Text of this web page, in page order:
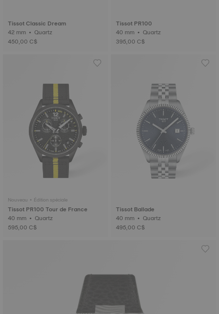
Tissot Classic Dream
42 mm • Quartz
450,00 C$
Tissot PR100
40 mm • Quartz
395,00 C$
Nouveau • Édition spéciale
Tissot PR100 Tour de France
40 mm • Quartz
595,00 C$
Tissot Ballade
40 mm • Quartz
495,00 C$